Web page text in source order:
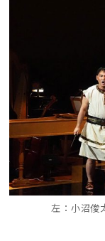
左：小沼俊